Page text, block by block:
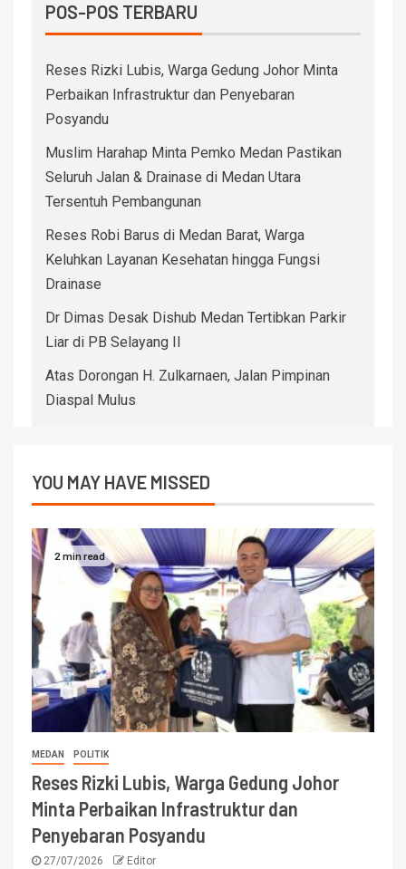
POS-POS TERBARU
Reses Rizki Lubis, Warga Gedung Johor Minta
Perbaikan Infrastruktur dan Penyebaran
Posyandu
Muslim Harahap Minta Pemko Medan Pastikan
Seluruh Jalan & Drainase di Medan Utara
Tersentuh Pembangunan
Reses Robi Barus di Medan Barat, Warga
Keluhkan Layanan Kesehatan hingga Fungsi
Drainase
Dr Dimas Desak Dishub Medan Tertibkan Parkir
Liar di PB Selayang II
Atas Dorongan H. Zulkarnaen, Jalan Pimpinan
Diaspal Mulus
YOU MAY HAVE MISSED
2 min read
MEDAN POLITIK
Reses Rizki Lubis, Warga Gedung Johor
Minta Perbaikan Infrastruktur dan
Penyebaran Posyandu
27/07/2026 Editor